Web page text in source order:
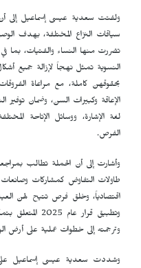
ولفتت سعدية عيسى إسماعيل إلى
سياقات النزاع المختلفة، بهدف
تضررت منها النساء والفتيات، بما
النسوية تمثل نهجاً لإزالة جميع
بحقوقهن كاملة، مع مراعاة
الإعاقة وكبيرات السن، وضمان توفير
لغة الإشارة، ووسائل الإتاحة
الفرص.
وأشارت إلى أن الحملة تطالب
طاولات التفاوض كمشاركات
اقتصادياً، وخلق فرص تتيح لهن
وتطبيق قرار عام
وترجمته إلى خطوات عملية على أرض
وشددت سعدية عيسى إسماعيل على